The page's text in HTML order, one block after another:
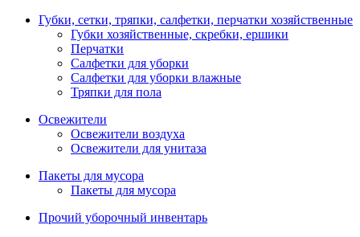
Губки, сетки, тряпки, салфетки, перчатки хозяйственные
Губки хозяйственные, скребки, ершики
Перчатки
Салфетки для уборки
Салфетки для уборки влажные
Тряпки для пола
Освежители
Освежители воздуха
Освежители для унитаза
Пакеты для мусора
Пакеты для мусора
Прочий уборочный инвентарь